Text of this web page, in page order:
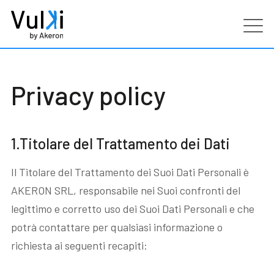
Industries
Servizi
Clienti
Partners
Risorse
Privacy policy
1.Titolare del Trattamento dei Dati
Il Titolare del Trattamento dei Suoi Dati Personali è
AKERON SRL, responsabile nei Suoi confronti del
legittimo e corretto uso dei Suoi Dati Personali e che
potrà contattare per qualsiasi informazione o
richiesta ai seguenti recapiti: